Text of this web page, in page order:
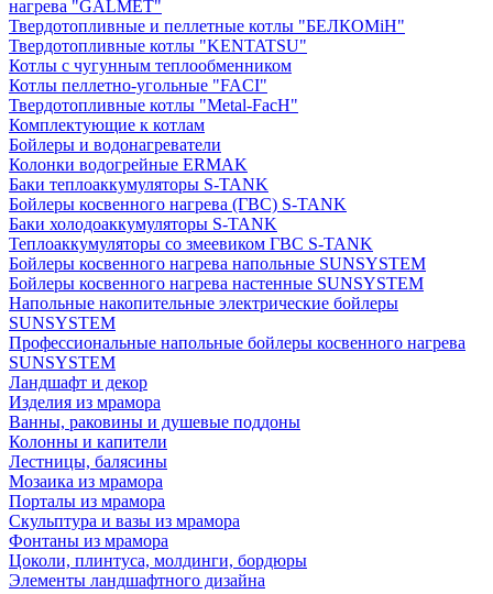
нагрева "GALMET"
Твердотопливные и пеллетные котлы "БЕЛКОМiН"
Твердотопливные котлы "KENTATSU"
Котлы с чугунным теплообменником
Котлы пеллетно-угольные "FACI"
Твердотопливные котлы "Metal-FacH"
Комплектующие к котлам
Бойлеры и водонагреватели
Колонки водогрейные ERMAK
Баки теплоаккумуляторы S-TANK
Бойлеры косвенного нагрева (ГВС) S-TANK
Баки холодоаккумуляторы S-TANK
Теплоаккумуляторы со змеевиком ГВС S-TANK
Бойлеры косвенного нагрева напольные SUNSYSTEM
Бойлеры косвенного нагрева настенные SUNSYSTEM
Напольные накопительные электрические бойлеры
SUNSYSTEM
Профессиональные напольные бойлеры косвенного нагрева
SUNSYSTEM
Ландшафт и декор
Изделия из мрамора
Ванны, раковины и душевые поддоны
Колонны и капители
Лестницы, балясины
Мозаика из мрамора
Порталы из мрамора
Скульптура и вазы из мрамора
Фонтаны из мрамора
Цоколи, плинтуса, молдинги, бордюры
Элементы ландшафтного дизайна